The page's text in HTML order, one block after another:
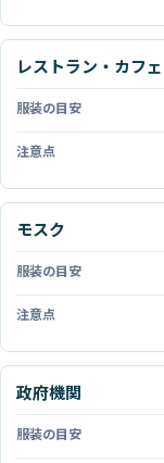
レストラン・カフェ
モスク
政府機関